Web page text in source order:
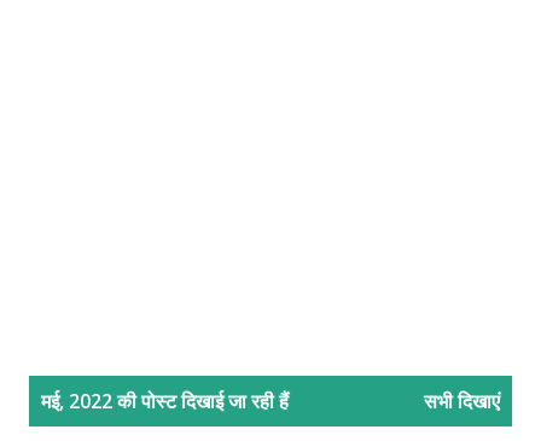
मई, 2022 की पोस्ट दिखाई जा रही हैं सभी दिखाएं